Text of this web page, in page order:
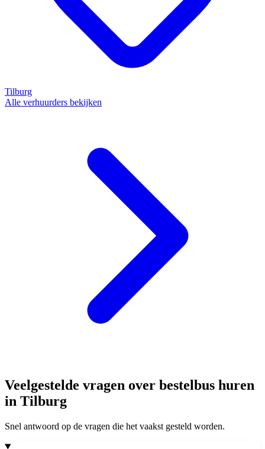
Tilburg
Alle verhuurders bekijken
Veelgestelde vragen over bestelbus huren
in Tilburg
Snel antwoord op de vragen die het vaakst gesteld worden.